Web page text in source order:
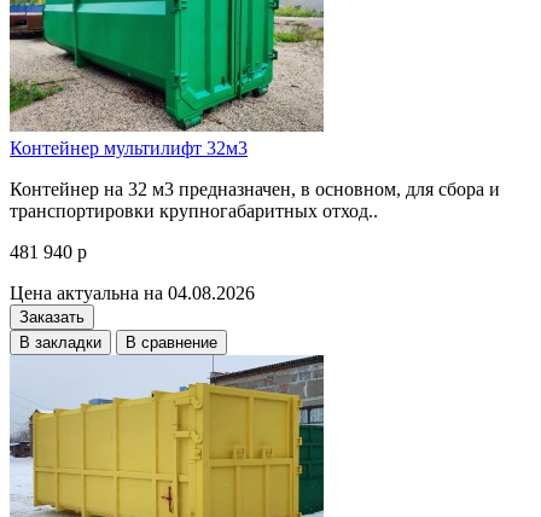
Контейнер мультилифт 32м3
Контейнер на 32 м3 предназначен, в основном, для сбора и
транспортировки крупногабаритных отход..
481 940 р
Цена актуальна на 04.08.2026
Заказать
В закладки
В сравнение